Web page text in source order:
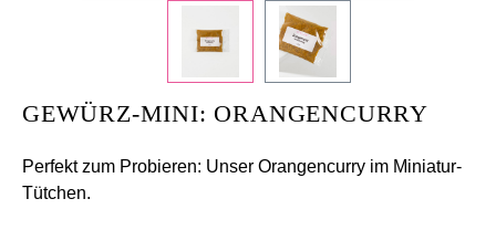
GEWÜRZ-MINI: ORANGENCURRY
Perfekt zum Probieren: Unser Orangencurry im Miniatur-
Tütchen.